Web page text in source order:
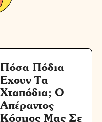
Πόσα Πόδια
Έχουν Τα
Χταπόδια; Ο
Απέραντος
Κόσμος Μας Σε